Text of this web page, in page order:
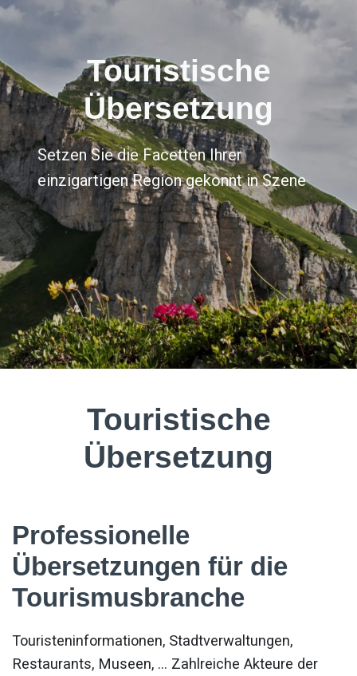
Touristische
Übersetzung
Setzen Sie die Facetten Ihrer
einzigartigen Region gekonnt in Szene
Touristische
Übersetzung
Professionelle
Übersetzungen für die
Tourismusbranche
Touristeninformationen, Stadtverwaltungen,
Restaurants, Museen, … Zahlreiche Akteure der